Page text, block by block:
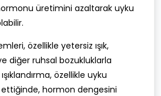
üretimini azaltarak uyku
özellikle yetersiz ışık,
diğer ruhsal bozukluklarla
özellikle uyku
hormon dengesini